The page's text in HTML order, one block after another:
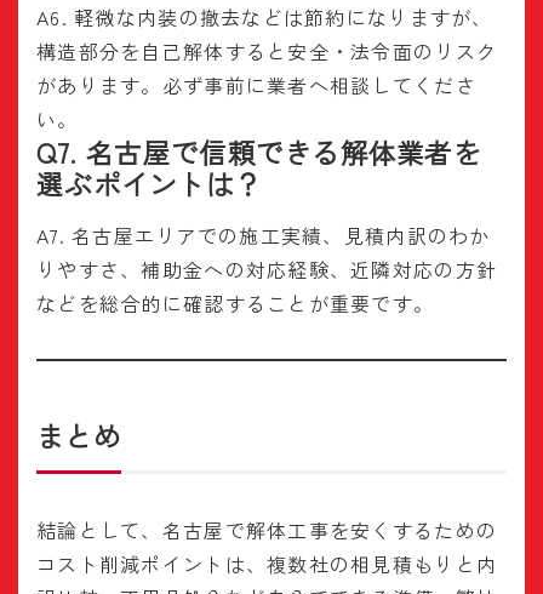
A6. 軽微な内装の撤去などは節約になりますが、
構造部分を自己解体すると安全・法令面のリスク
があります。必ず事前に業者へ相談してくださ
い。
Q7. 名古屋で信頼できる解体業者を
選ぶポイントは？
A7. 名古屋エリアでの施工実績、見積内訳のわか
りやすさ、補助金への対応経験、近隣対応の方針
などを総合的に確認することが重要です。
まとめ
結論として、名古屋で解体工事を安くするための
コスト削減ポイントは、複数社の相見積もりと内